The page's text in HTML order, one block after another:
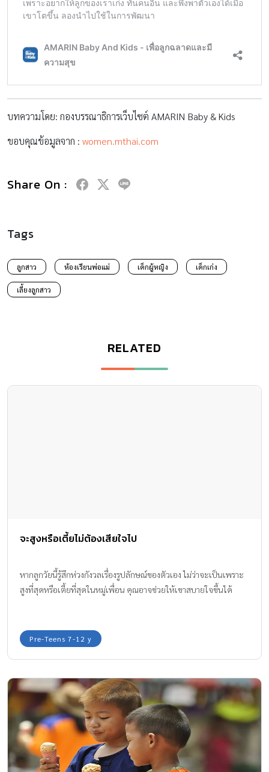
บทความโดย: กองบรรณาธิการเว็บไซต์ AMARIN Baby & Kids
ขอบคุณข้อมูลจาก : women.mthai.com
Share On :
Tags
ลูกสาว ห้องเรียนพ่อแม่ เด็กผู้หญิง เด็กเก่ง
เลี้ยงลูกสาว
RELATED
จะสูงหรือเตี้ยไม่ต้องเสียใจไป
หากลูกวัยนี้รู้สึกห่วงกังวลเรื่องรูปลักษณ์ของตัวเอง ไม่ว่าจะเป็นเพราะ
สูงที่สุดหรือเตี้ยที่สุดในหมู่เพื่อน คุณอาจช่วยให้เขาสบายใจขึ้นได้
Pre-Teens 7-12 y